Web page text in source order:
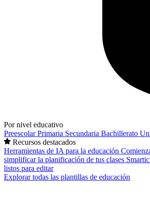
Por nivel educativo
PreescolarPrimaria Secundaria Bachillerato
Recursos destacados
Herramientas de IA para la educación
simplificar la planificación de tus clases
listos para editar
Explorar todas las plantillas de educación